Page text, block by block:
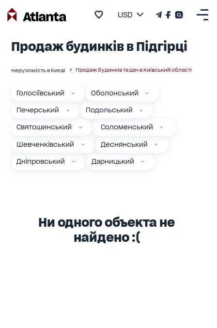
USD
Продаж будинків в Підгірці
Нерухомість в Києві Продаж будинків та дач в Київський області
Голосіївський Оболонський
Печерський Подольський
Святошинський Соломенський
Шевченківський Деснянський
Дніпровський Дарницький
Ни одного объекта не
найдено :(